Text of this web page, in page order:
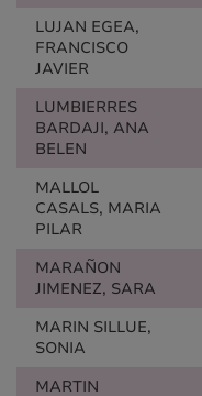
LUJAN EGEA,
FRANCISCO
JAVIER
LUMBIERRES
BARDAJI, ANA
BELEN
MALLOL
CASALS, MARIA
PILAR
MARAÑON
JIMENEZ, SARA
MARIN SILLUE,
SONIA
MARTIN